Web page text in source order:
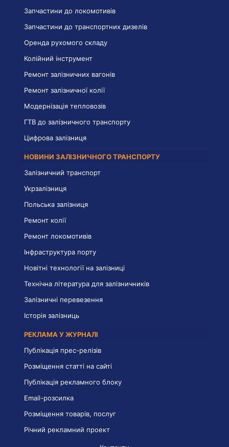
Запчастини до локомотивів
Запчастини до транспортних дизелів
Оренда рухомого складу
Колійний інструмент
Ремонт залізничних вагонів
Ремонт залізничної колії
Модернізація тепловозів
ГТВ до залізничного транспорту
Цифрова залізниця
НОВИНИ ЗАЛІЗНИЧНОГО ТРАНСПОРТУ
Залізничний транспорт
Укрзалізниця
Польська залізниця
Ремонт колії
Ремонт локомотивів
Інфраструктура порту
Новітні технології на залізниці
Технічна література для залізничників
Залізничні перевезення
Історія залізниць
РЕКЛАМА У ЖУРНАЛІ
Публікація прес-релізів
Розміщення статті на сайті
Публікація рекламного блоку
Email-розсилка
Розміщення товарів, послуг
Річний рекламний проект